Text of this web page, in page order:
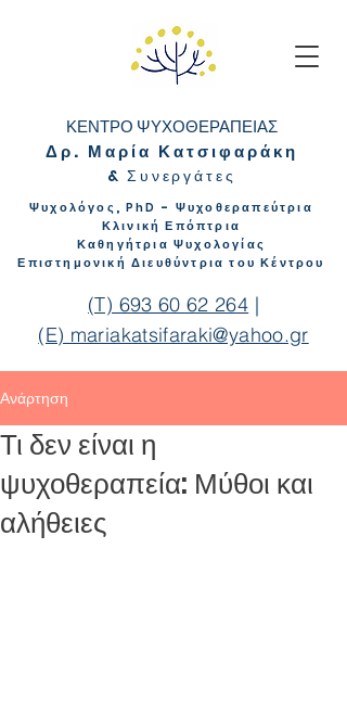
ΚΕΝΤΡΟ ΨΥΧΟΘΕΡΑΠΕΙΑΣ
Δρ. Μαρία Κατσιφαράκη
& Συνεργάτες
Ψυχολόγος,PhD - Ψυχοθεραπεύτρια
Κλινική Επόπτρια
Καθηγήτρια Ψυχολογίας
Επιστημονική Διευθύντρια του Κέντρου
(T) 693 60 62 264 |
(E) mariakatsifaraki@yahoo.gr
Ανάρτηση
Τι δεν είναι η
ψυχοθεραπεία: Μύθοι και
αλήθειες